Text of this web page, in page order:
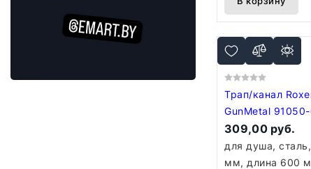
Трап/канал
GunMetal
309,00 руб.
для душа,
мм, длина 600